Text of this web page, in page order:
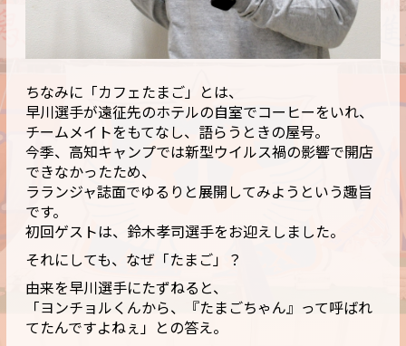
ちなみに「カフェたまご」とは、
早川選手が遠征先のホテルの自室でコーヒーをいれ、
チームメイトをもてなし、語らうときの屋号。
今季、高知キャンプでは新型ウイルス禍の影響で開店
できなかったため、
ラランジャ誌面でゆるりと展開してみようという趣旨
です。
初回ゲストは、鈴木孝司選手をお迎えしました。
それにしても、なぜ「たまご」？
由来を早川選手にたずねると、
「ヨンチョルくんから、『たまごちゃん』って呼ばれ
てたんですよねぇ」との答え。